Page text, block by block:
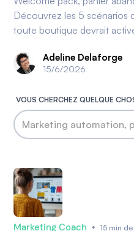
Découvrez les 5 scénarios
toute boutique devrait
Adeline Delaforge
15/6/2026
VOUS CHERCHEZ QUELQUE
Marketing Coach • 15 min